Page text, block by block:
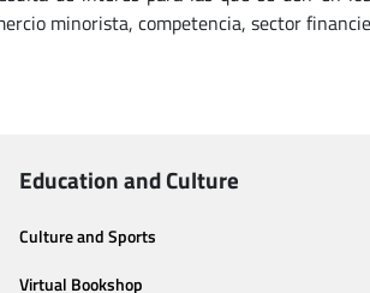
minorista, competencia, sector
Education and Culture
Culture and Sports
Virtual Bookshop